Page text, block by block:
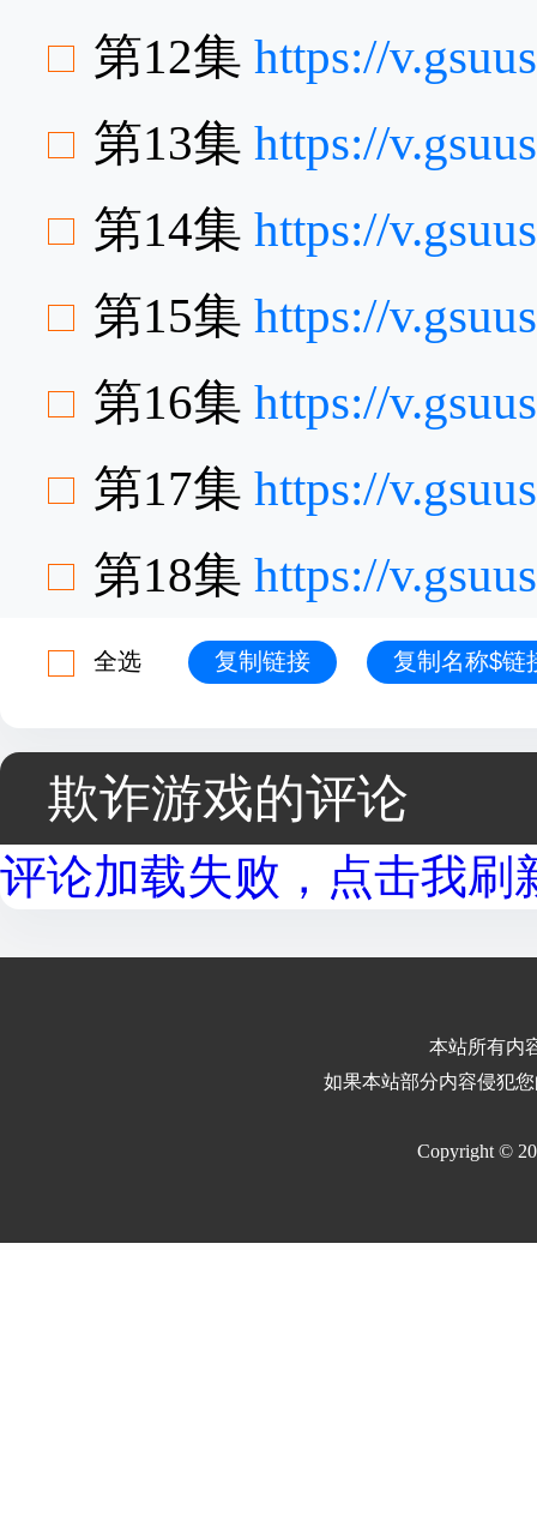
第12集 https://
第13集 https://
第14集 https://
第15集 https://
第16集 https://
第17集 https://
第18集 https://
全选 复制链接 复制名称$链
欺诈游戏的评论
评论加载失败，点击我刷
本站所有内
如果本站部分内容侵犯
Copyright ©